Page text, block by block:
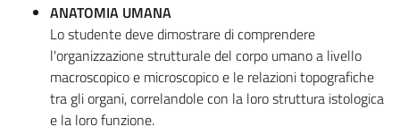
ANATOMIA UMANA
Lo studente deve dimostrare di comprendere
l'organizzazione strutturale del corpo umano a livello
macroscopico e microscopico e le relazioni topografiche
tra gli organi, correlandole con la loro struttura istologica
e la loro funzione.